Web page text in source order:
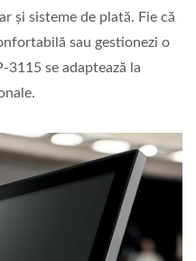
și sisteme de plată. Fie că
sau gestionezi o
3115 se adaptează la